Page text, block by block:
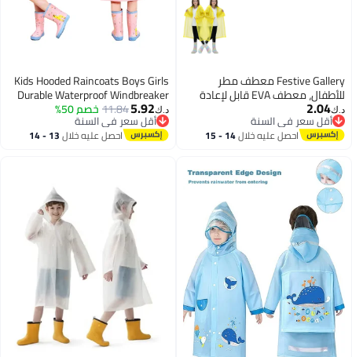
Festive Gallery معطف مطر
للأطفال، معطف EVA قابل لإعادة
الاستخدام بونشو جاكيت للأولاد
والبنات من 6-13 سنة، معدات
طوارئ للتخييم في الهواء الطلق
115LX55CM (أصفر)
د.ك‏2.04
أقل سعر في السنة
أقل سعر في السنة
احصل عليه خلال 14 - 15
Kids Hooded Raincoats Boys Girls
Durable Waterproof Windbreaker
Poncho 3D Printed Lightweight
Cartoon Raincoat Children
Schoolbag Rainwear with
د.ك‏5.92
11.84خصم 50%
أقل سعر في السنة
أقل سعر في السنة
احصل عليه خلال 13 - 14